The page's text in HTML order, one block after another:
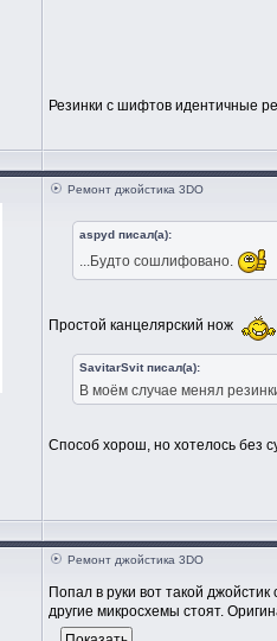
Резинки с шифтов идентичные
Ремонт джойстика 3DO
aspyd писал(а):
...Будто сошлифовано.
Простой канцелярский нож
SavitarSvit писал(а):
В моём случае менял
Способ хорош, но хотелось без
Ремонт джойстика 3DO
Попал в руки вот такой
другие микросхемы стоят.